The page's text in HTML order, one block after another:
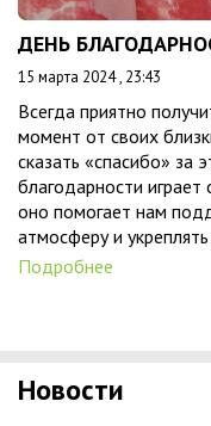
ДЕНЬ
15 марта 2024 , 23:43
Всегда приятно
момент от своих
сказать «спасибо» за
благодарности
оно помогает нам
атмосферу и
Подробнее
Новости